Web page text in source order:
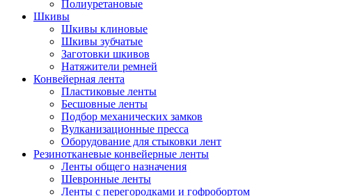
Полиуретановые
Шкивы
Шкивы клиновые
Шкивы зубчатые
Заготовки шкивов
Натяжители ремней
Конвейерная лента
Пластиковые ленты
Бесшовные ленты
Подбор механических замков
Вулканизационные пресса
Оборудование для стыковки лент
Резинотканевые конвейерные ленты
Ленты общего назначения
Шевронные ленты
Ленты с перегородками и гофробортом